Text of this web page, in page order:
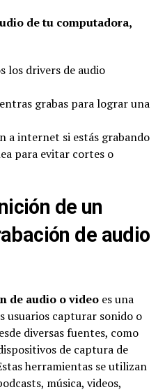
de tu computadora,
los drivers de audio
grabas para lograr una
a internet si estás grabando
para evitar cortes o
de un
de audio
de audio o video es una
usuarios capturar sonido o
diversas fuentes, como
de captura de
herramientas se utilizan
música, videos,